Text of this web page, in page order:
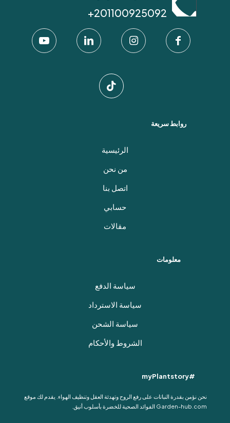
201100925092+
روابط سريعة
الرئيسية
من نحن
اتصل بنا
حسابي
مقالات
معلومات
سياسة الدفع
سياسة الاسترداد
سياسة الشحن
الشروط والأحكام
#myPlantstory
نحن نؤمن بقدرة النباتات على رفع الروح وتهدئة العقل وتنظيف الهواء. يقدم لك موقع
Garden-hub.com الفوائد الصحية للخضرة بأسلوب أنيق.